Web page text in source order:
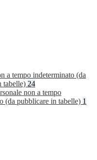
a tempo indeterminato (da
tabelle) 24
non a tempo
(da pubblicare in tabelle) 1